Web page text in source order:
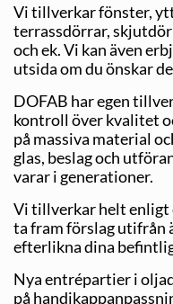
Vi tillverkar fönster,
terrassdörrar,
och ek. Vi kan även
utsida om du önskar
DOFAB har egen
kontroll över kvalitet
på massiva material
glas, beslag och
varar i generationer.
Vi tillverkar helt enligt
ta fram förslag utifrån
efterlikna dina
Nya entrépartier i
på